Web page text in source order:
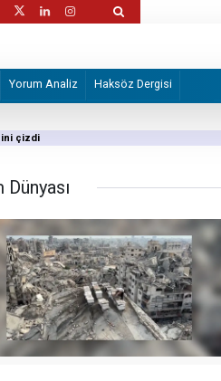
ikisi sağlık görevlisi 6 Filistinli
Yorum Analiz Haksöz Dergisi
çizdi
Dünyası